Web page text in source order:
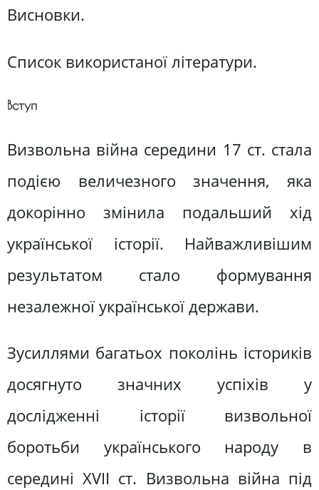
Висновки.
Список використаної літератури.
Вступ
Визвольна війна середини 17 ст. стала
подією величезного значення, яка
докорінно змінила подальший хід
української історії. Найважливішим
результатом стало формування
незалежної української держави.
Зусиллями багатьох поколінь істориків
досягнуто значних успіхів у
дослідженні історії визвольної
боротьби українського народу в
середині XVII ст. Визвольна війна під